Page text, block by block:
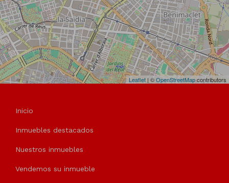
Leaflet| ©OpenStreetMapcontributors
Inicio
Inmuebles destacados
Nuestros inmuebles
Vendemos su inmueble